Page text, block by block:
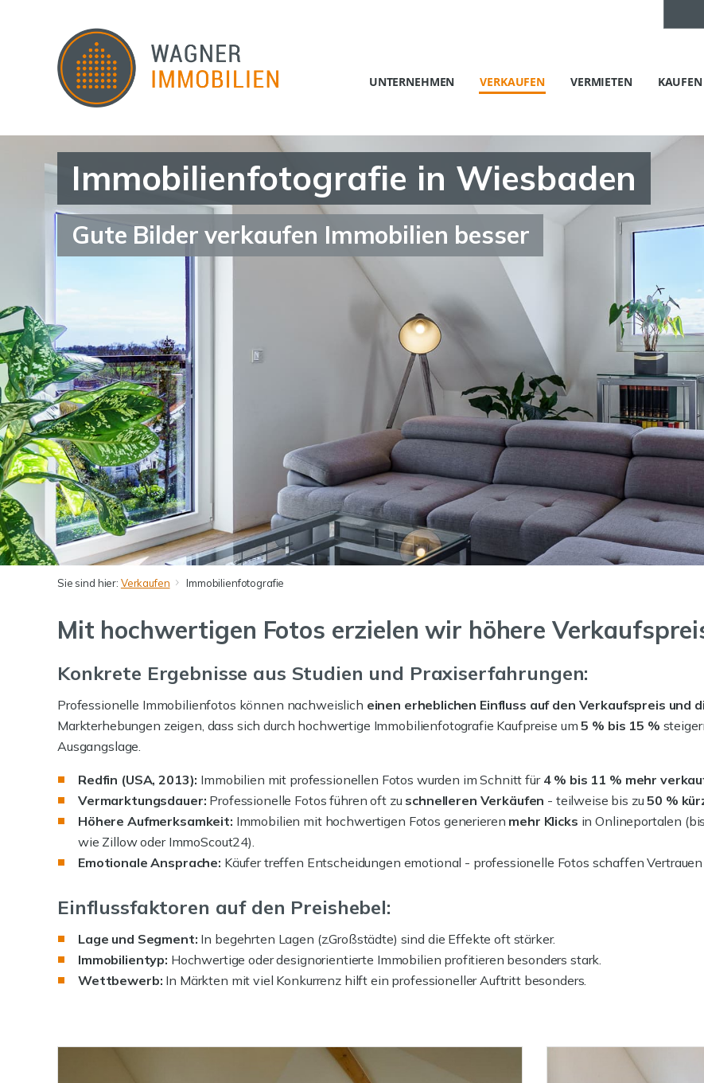
UNTERNEHMEN VERKAUFEN VERMIETEN
Immobilienfotografie in Wiesbaden
Gute Bilder verkaufen Immobilien besser
Sie sind hier: Verkaufen Immobilienfotografie
Mit hochwertigen Fotos erzielen wir höhere
Konkrete Ergebnisse aus Studien und Praxiserfahrungen:
Professionelle Immobilienfotos können nachweislich einen erheblichen Einfluss auf den Verkaufspreis und
Markterhebungen zeigen, dass sich durch hochwertige Immobilienfotografie Kaufpreise um5 % bis 15 %
Ausgangslage.
Redfin (USA, 2013): Immobilien mit professionellen Fotos wurden im Schnitt für 4 % bis 11 % mehr
Vermarktungsdauer: Professionelle Fotos führen oft zu schnelleren Verkäufen - teilweise bis zu50 %
Höhere Aufmerksamkeit: Immobilien mit hochwertigen Fotos generieren mehr Klicks in Onlineportalen
wie Zillow oder ImmoScout24).
Emotionale Ansprache: Käufer treffen Entscheidungen emotional - professionelle Fotos schaffen
Einflussfaktoren auf den Preishebel:
Lage und Segment: In begehrten Lagen (z.Großstädte) sind die Effekte oft stärker.
Immobilientyp: Hochwertige oder designorientierte Immobilien profitieren besonders stark.
Wettbewerb: In Märkten mit viel Konkurrenz hilft ein professioneller Auftritt besonders.